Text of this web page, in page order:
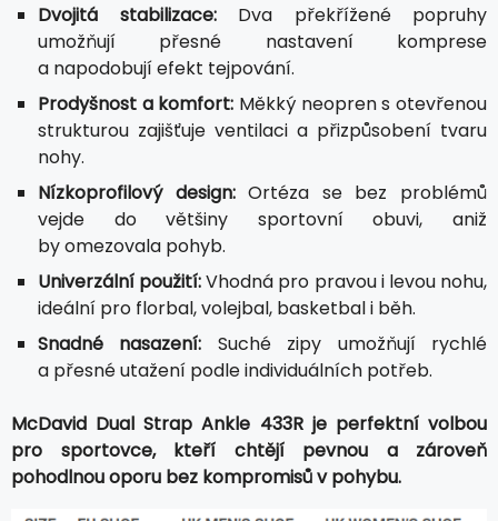
Dvojitá stabilizace:Dva překřížené popruhy
umožňují přesné nastavení komprese
a napodobují efekt tejpování.
Prodyšnost a komfort: Měkký neopren s otevřenou
strukturou zajišťuje ventilaci a přizpůsobení tvaru
nohy.
Nízkoprofilový design:Ortéza se bez problémů
vejde do většiny sportovní obuvi, aniž
by omezovala pohyb.
Univerzální použití:Vhodná pro pravou i levou nohu,
ideální pro florbal, volejbal, basketbal i běh.
Snadné nasazení: Suché zipy umožňují rychlé
a přesné utažení podle individuálních potřeb.
McDavid Dual Strap Ankle 433R je perfektní volbou
pro sportovce, kteří chtějí pevnou a zároveň
pohodlnou oporu bez kompromisů v pohybu.